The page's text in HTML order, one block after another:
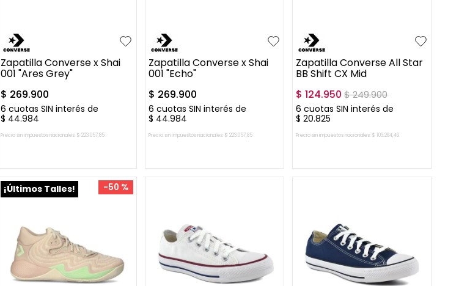
52
Zapatilla Converse x Shai
001 "Ares Grey"
$ 269.900
6 cuotas SIN interés de
$ 44.984
Precio sin impuestos nacionales: $ 223.057,85
45
Zapatilla Converse x Shai
001 "Echo"
$ 269.900
6 cuotas SIN interés de
$ 44.984
Precio sin impuestos nacionales: $ 223.057,85
Zapatilla Converse All Star
BB Shift CX Mid
$ 124.950 $249.900
6 cuotas SIN interés de
$ 20.825
Precio sin impuestos nacionales: $ 103.264,46
-50 %
¡Últimos Talles!